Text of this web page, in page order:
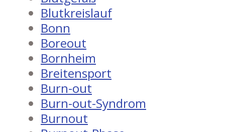
Blutkreislauf
Bonn
Boreout
Bornheim
Breitensport
Burn-out
Burn-out-Syndrom
Burnout